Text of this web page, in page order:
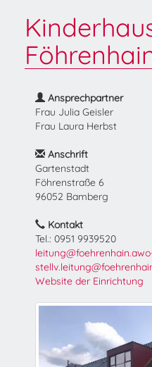
Ansprechpartner
Frau Julia Geisler
Frau Laura Herbst
Anschrift
Gartenstadt
Föhrenstraße 6
96052 Bamberg
Kontakt
Tel.: 0951 9939520
Website der Einrichtung